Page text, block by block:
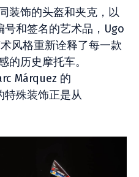
装饰的头盔和夹克，以
和签名的艺术品，Ugo
风格重新诠释了每一款
的历史摩托车。
Márquez 的
特殊装饰正是从